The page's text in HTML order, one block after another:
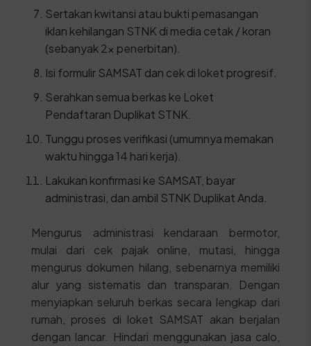
Sertakan kwitansi atau bukti pemasangan
iklan kehilangan STNK di media cetak / koran
(sebanyak 2x penerbitan).
Isi formulir SAMSAT dan cek di loket progresif.
Serahkan semua berkas ke Loket
Pendaftaran Duplikat STNK.
Tunggu proses verifikasi (umumnya memakan
waktu hingga 14 hari kerja).
Lakukan konfirmasi ke SAMSAT, bayar
administrasi, dan ambil STNK Duplikat Anda.
Mengurus administrasi kendaraan bermotor,
mulai dari cek pajak online, mutasi, hingga
mengurus dokumen hilang, sebenarnya memiliki
alur yang sistematis dan transparan. Dengan
menyiapkan seluruh berkas secara lengkap dari
rumah, proses di loket SAMSAT akan berjalan
dengan lancar. Hindari menggunakan jasa calo,